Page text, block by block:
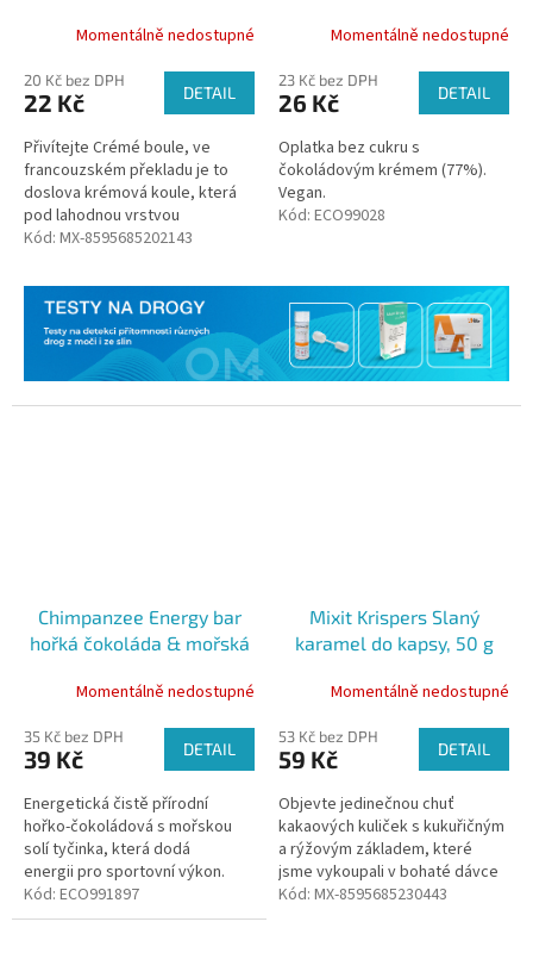
Momentálně nedostupné
20 Kč bez DPH
22 Kč DETAIL
Přivítejte Crémé boule, ve
francouzském překladu je to
doslova krémová koule, která
pod lahodnou vrstvou
výběrových datlí a kakaa skrývá
lískových...
Kód: MX-8595685202143
Momentálně nedostupné
23 Kč bez DPH
26 Kč DETAIL
Oplatka bez cukru s
čokoládovým krémem (77%).
Vegan.
Kód: ECO99028
Chimpanzee Energy bar
hořká čokoláda & mořská
Momentálně nedostupné
35 Kč bez DPH
39 Kč DETAIL
Energetická čistě přírodní
hořko-čokoládová s mořskou
solí tyčinka, která dodá
energii pro sportovní výkon.
*Minimální objednatelné
množství jsou 2ks
Kód: ECO991897
Mixit Krispers Slaný
karamel do kapsy, 50 g
Momentálně nedostupné
53 Kč bez DPH
59 Kč DETAIL
Objevte jedinečnou chuť
kakaových kuliček s kukuřičným
a rýžovým základem, které
jsme vykoupali v bohaté dávce
čokolády se slaným karamelem.
Kód: MX-8595685230443